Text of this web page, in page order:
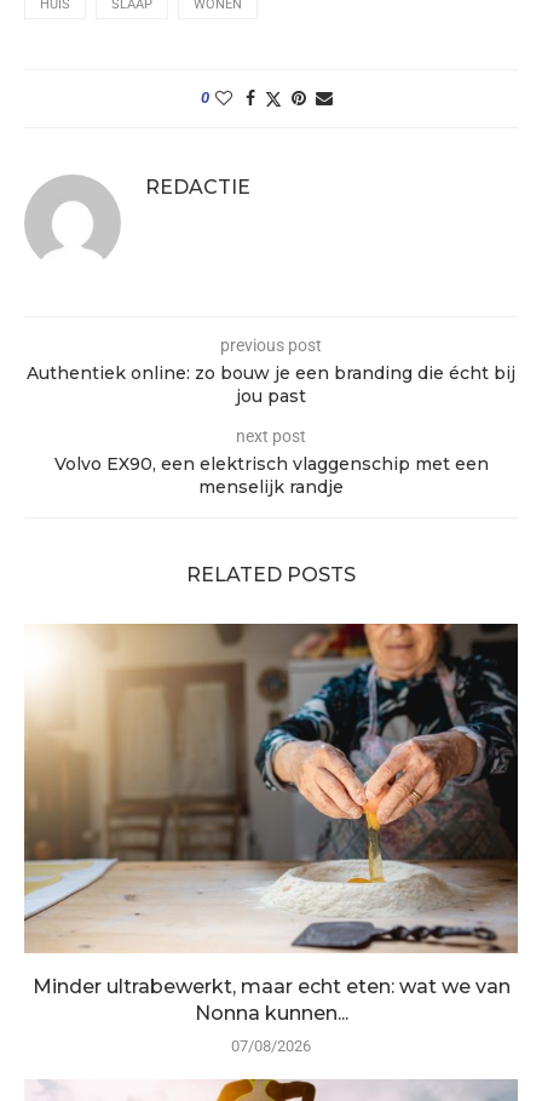
HUIS SLAAP WONEN
0
REDACTIE
previous post
Authentiek online: zo bouw je een branding die écht bij
jou past
next post
Volvo EX90, een elektrisch vlaggenschip met een
menselijk randje
RELATED POSTS
Minder ultrabewerkt, maar echt eten: wat we van
Nonna kunnen...
07/08/2026